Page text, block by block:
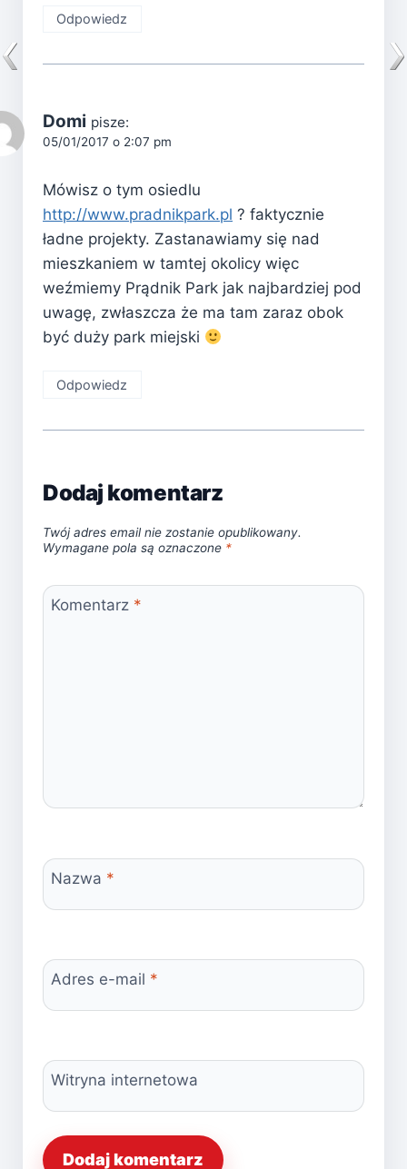
Odpowiedz
Domi pisze:
05/01/2017 o 2:07 pm
Mówisz o tym osiedlu
http://www.pradnikpark.pl ? faktycznie
ładne projekty. Zastanawiamy się nad
mieszkaniem w tamtej okolicy więc
weźmiemy Prądnik Park jak najbardziej pod
uwagę, zwłaszcza że ma tam zaraz obok
być duży park miejski
Odpowiedz
Dodaj komentarz
Twój adres email nie zostanie opublikowany.
Wymagane pola są oznaczone *
Komentarz *
Nazwa *
Adres e-mail *
Witryna internetowa